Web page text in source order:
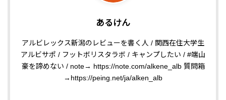
あるけん
アルビレックス新潟のレビューを書く人 / 関西在住大学生
アルビサポ / フットボリスタラボ / キャンプしたい / #端山
豪を諦めない / note→ https://note.com/alkene_alb 質問箱
→https://peing.net/ja/alken_alb